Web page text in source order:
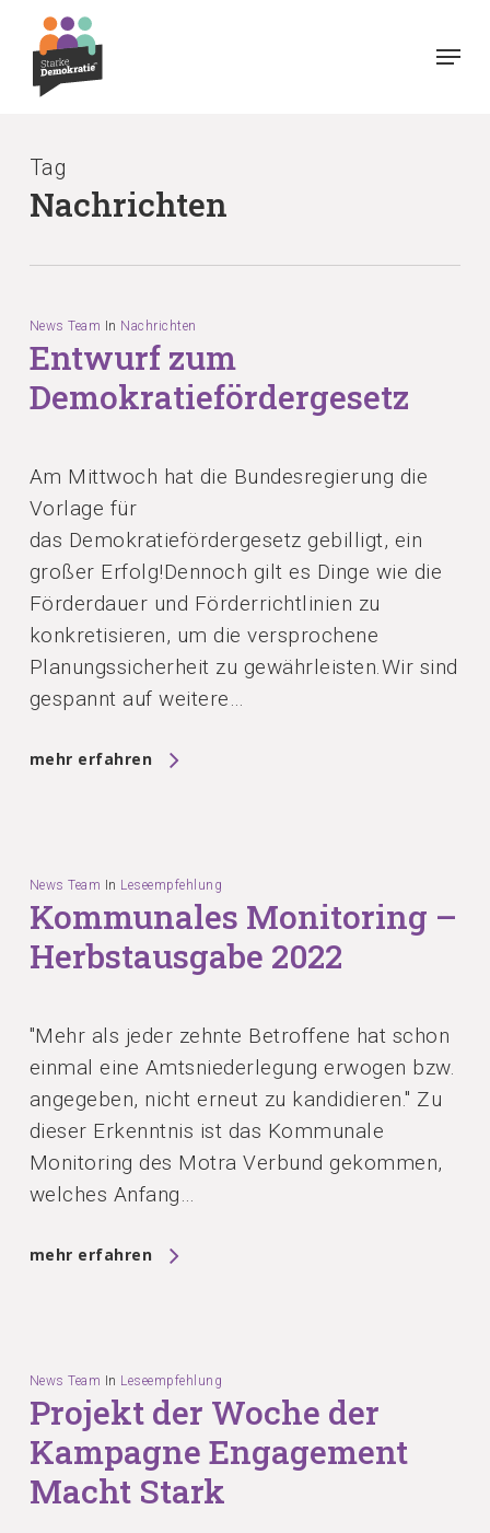
main
Menu
Tag
Nachrichten
News Team In Nachrichten
Entwurf zum
Demokratiefördergesetz
Am Mittwoch hat die Bundesregierung die
Vorlage für
das Demokratiefördergesetz gebilligt, ein
großer Erfolg!Dennoch gilt es Dinge wie die
Förderdauer und Förderrichtlinien zu
konkretisieren, um die versprochene
Planungssicherheit zu gewährleisten.Wir sind
gespannt auf weitere…
mehr erfahren
News Team In Leseempfehlung
Kommunales Monitoring –
Herbstausgabe 2022
"Mehr als jeder zehnte Betroffene hat schon
einmal eine Amtsniederlegung erwogen bzw.
angegeben, nicht erneut zu kandidieren." Zu
dieser Erkenntnis ist das Kommunale
Monitoring des Motra Verbund gekommen,
welches Anfang…
mehr erfahren
News Team In Leseempfehlung
Projekt der Woche der
Kampagne Engagement
Macht Stark